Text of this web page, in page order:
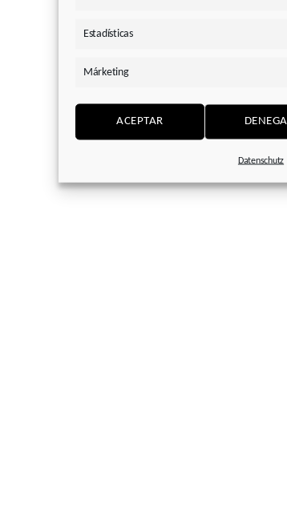
Estadísticas
Márketing
ACEPTAR
Datenschutz